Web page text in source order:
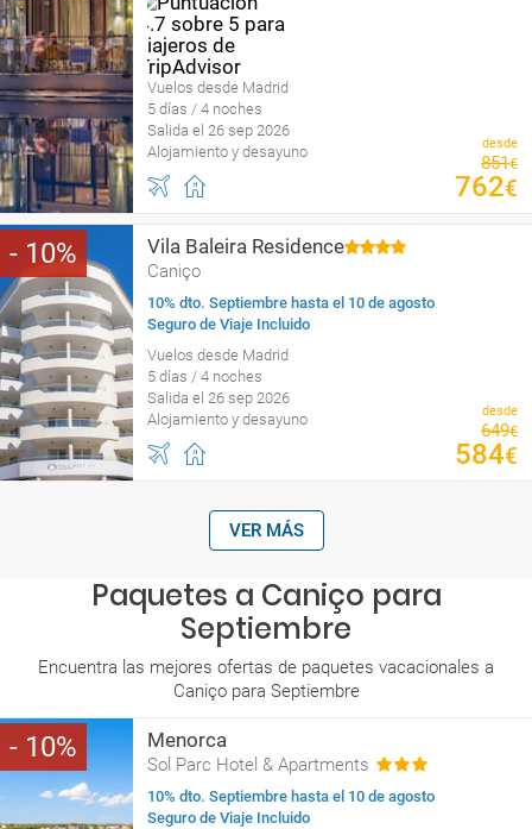
Vuelos desde Madrid
5 días / 4 noches
Salida el 26 sep 2026
Alojamiento y desayuno
desde
851€
762€
10 Vila Baleira Residence
Caniço
10% dto. Septiembre hasta el 10 de agosto
Seguro de Viaje Incluido
Vuelos desde Madrid
5 días / 4 noches
Salida el 26 sep 2026
Alojamiento y desayuno
desde
649€
584€
VER MÁS
Paquetes a Caniço para
Septiembre
Encuentra las mejores ofertas de paquetes vacacionales a
Caniço para Septiembre
10 Menorca
Sol Parc Hotel & Apartments
10% dto. Septiembre hasta el 10 de agosto
Seguro de Viaje Incluido